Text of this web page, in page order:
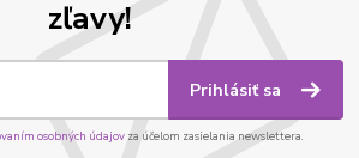
zľavy!
Prihlásiť sa
osobných údajov za účelom zasielania newslettera.